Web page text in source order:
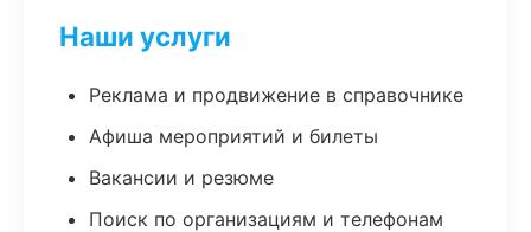
Наши услуги
Реклама и продвижение в справочнике
Афиша мероприятий и билеты
Вакансии и резюме
Поиск по организациям и телефонам